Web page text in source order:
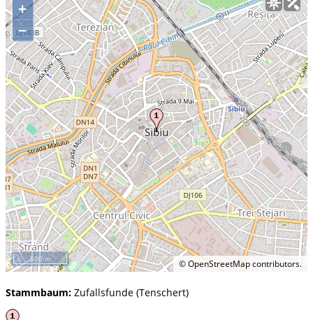
+
–
©OpenStreetMapcontributors.
500 m
Stammbaum: Zufallsfunde (Tenschert)